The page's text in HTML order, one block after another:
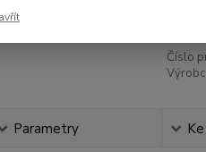
Číslo
Parametry